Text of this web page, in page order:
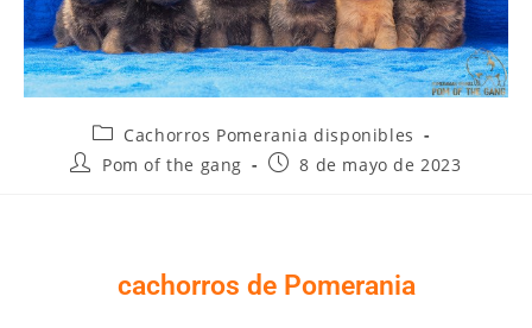
Cachorros Pomerania disponibles
Pom of the gang
8 de mayo de 2023
cachorros de Pomerania